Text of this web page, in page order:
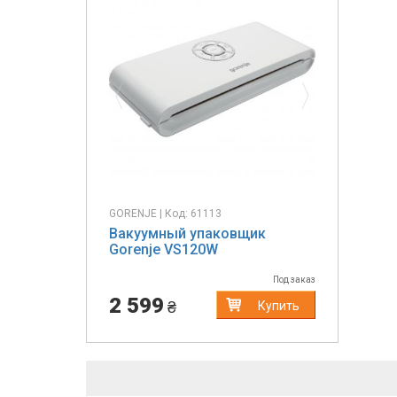
Previous Next
GORENJE | Код: 61113
Вакуумный упаковщик
Gorenje VS120W
Под заказ
2 599 ₴ Купить